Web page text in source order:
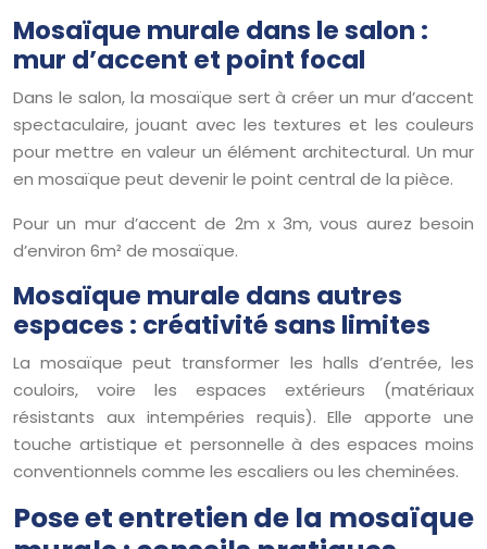
Mosaïque murale dans le salon :
mur d’accent et point focal
Dans le salon, la mosaïque sert à créer un mur d’accent
spectaculaire, jouant avec les textures et les couleurs
pour mettre en valeur un élément architectural. Un mur
en mosaïque peut devenir le point central de la pièce.
Pour un mur d’accent de 2m x 3m, vous aurez besoin
d’environ 6m² de mosaïque.
Mosaïque murale dans autres
espaces : créativité sans limites
La mosaïque peut transformer les halls d’entrée, les
couloirs, voire les espaces extérieurs (matériaux
résistants aux intempéries requis). Elle apporte une
touche artistique et personnelle à des espaces moins
conventionnels comme les escaliers ou les cheminées.
Pose et entretien de la mosaïque